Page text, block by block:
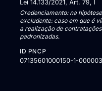
Lei 14.133/2021, Art. 79, I
Credenciamento: na
excludente: caso em que é
a realização de
padronizadas.
ID PNCP
07135601000150-1-